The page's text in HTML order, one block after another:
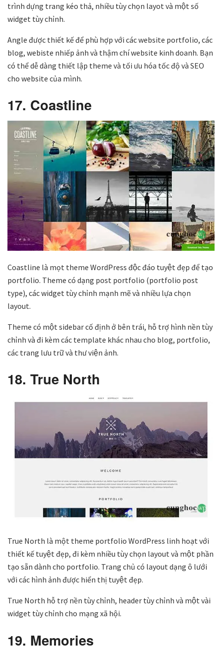
trình dựng trang kéo thả, nhiều tùy chọn layot và một số
widget tùy chỉnh.
Angle được thiết kế để phù hợp với các website portfolio, các
blog, webiste nhiếp ảnh và thậm chí website kinh doanh. Bạn
có thể dễ dàng thiết lập theme và tối ưu hóa tốc độ và SEO
cho website của mình.
17. Coastline
Coastline là mọt theme WordPress độc đáo tuyệt đẹp để tạo
portfolio. Theme có dạng post portfolio (portfolio post
type), các widget tùy chỉnh mạnh mẽ và nhiều lựa chọn
layout.
Theme có một sidebar cố định ở bên trái, hỗ trợ hình nền tùy
chỉnh và đi kèm các template khác nhau cho blog, portfolio,
các trang lưu trữ và thư viện ảnh.
18. True North
True North là một theme portfolio WordPress linh hoạt với
thiết kế tuyệt đẹp, đi kèm nhiều tùy chọn layout và một phần
tạo sẵn dành cho portfolio. Trang chủ có layout dạng ô lưới
với các hình ảnh được hiển thị tuyệt đẹp.
True North hỗ trợ nền tùy chỉnh, header tùy chỉnh và một vài
widget tùy chỉnh cho mạng xã hội.
19. Memories